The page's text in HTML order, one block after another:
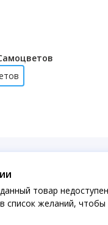
товар
список желаний, чтобы